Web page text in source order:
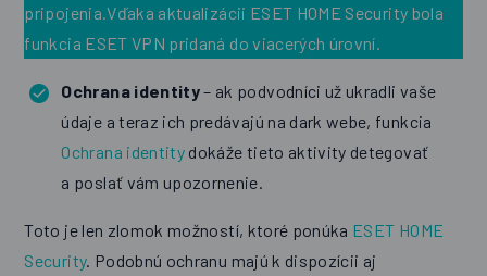
pripojenia.Vďaka aktualizácii ESET HOME Security bola
funkcia ESET VPN pridaná doviacerých úrovní
Ochrana identity– ak podvodníci už ukradli vaše
údaje a teraz ich predávajú na dark webe, funkcia
Ochrana identity dokáže tieto aktivity detegovať
a poslať vám upozornenie.
Toto je len zlomok možností, ktoré ponúka ESET HOME
Security. Podobnú ochranu majú k dispozícii aj